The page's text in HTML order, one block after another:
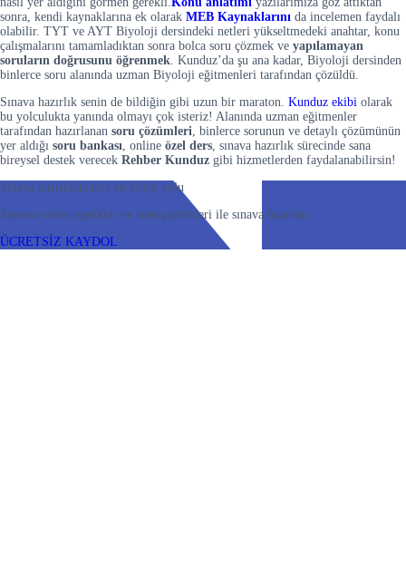
sonra, kendi kaynaklarına ek olarak MEB Kaynaklarını da incelemen faydalı
olabilir. TYT ve AYT Biyoloji dersindeki netleri yükseltmedeki anahtar, konu
çalışmalarını tamamladıktan sonra bolca soru çözmek ve yapılamayan
soruların doğrusunu öğrenmek . Kunduz’da şu ana kadar, Biyoloji dersinden
binlerce soru alanında uzman Biyoloji eğitmenleri tarafından çözüldü.
Sınava hazırlık senin de bildiğin gibi uzun bir maraton. Kunduz ekibi olarak
bu yolculukta yanında olmayı çok isteriz! Alanında uzman eğitmenler
tarafından hazırlanan soru çözümleri , binlerce sorunun ve detaylı çözümünün
yer aldığı soru bankası , online özel ders , sınava hazırlık sürecinde sana
bireysel destek verecek Rehber Kunduz gibi hizmetlerden faydalanabilirsin!
Sınava hazırlanmanın en kolay yolu
Sınırsız video içerikler ve soru çözümleri ile sınava hazırlan
ÜCRETSİZ KAYDOL